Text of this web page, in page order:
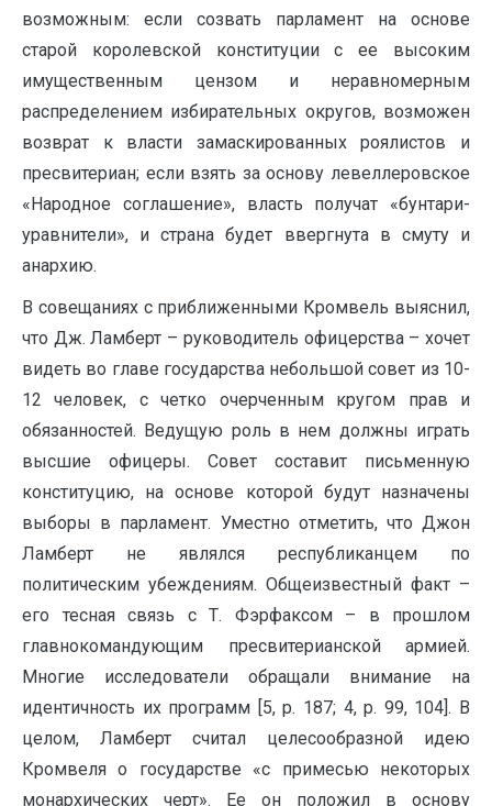
возможным: если созвать парламент на основе
старой королевской конституции с ее высоким
имущественным цензом и неравномерным
распределением избирательных округов, возможен
возврат к власти замаскированных роялистов и
пресвитериан; если взять за основу левеллеровское
«Народное соглашение», власть получат «бунтари-
уравнители», и страна будет ввергнута в смуту и
анархию.
В совещаниях с приближенными Кромвель выяснил,
что Дж. Ламберт – руководитель офицерства – хочет
видеть во главе государства небольшой совет из 10-
12 человек, с четко очерченным кругом прав и
обязанностей. Ведущую роль в нем должны играть
высшие офицеры. Совет составит письменную
конституцию, на основе которой будут назначены
выборы в парламент. Уместно отметить, что Джон
Ламберт не являлся республиканцем по
политическим убеждениям. Общеизвестный факт –
его тесная связь с Т. Фэрфаксом – в прошлом
главнокомандующим пресвитерианской армией.
Многие исследователи обращали внимание на
идентичность их программ [5, p. 187; 4, p. 99, 104]. В
целом, Ламберт считал целесообразной идею
Кромвеля о государстве «с примесью некоторых
монархических черт». Ее он положил в основу